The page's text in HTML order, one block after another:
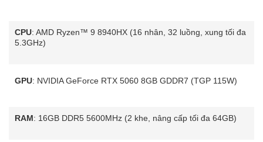
CPU: AMD Ryzen™ 9 8940HX (16 nhân, 32 luồng, xung tối đa
5.3GHz)
GPU: NVIDIA GeForce RTX 5060 8GB GDDR7 (TGP 115W)
RAM: 16GB DDR5 5600MHz (2 khe, nâng cấp tối đa 64GB)